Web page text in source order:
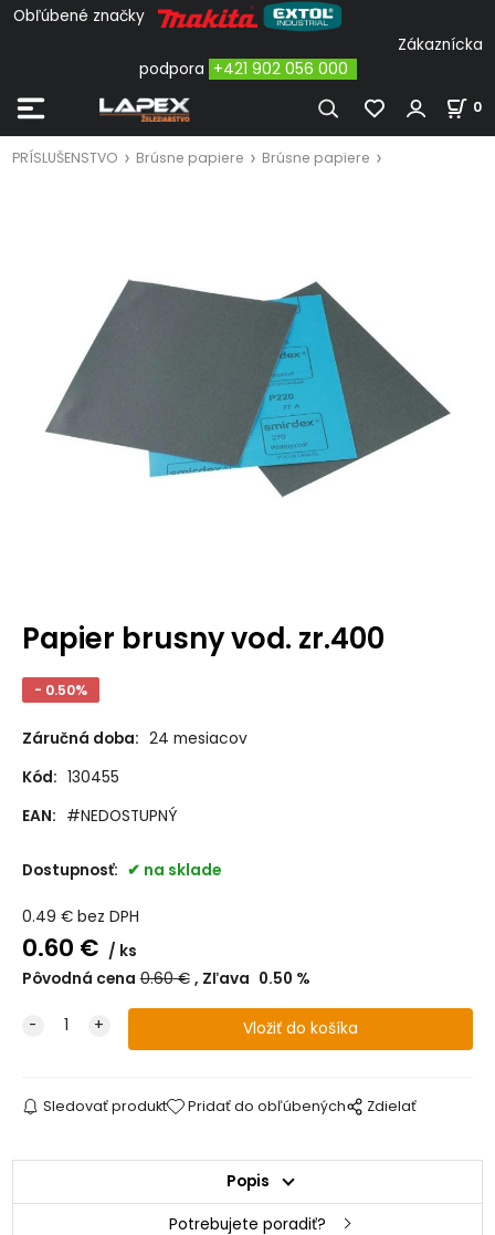
Obľúbené značky
Zákaznícka
podpora +421 902 056 000
0
PRÍSLUŠENSTVO Brúsne papiere Brúsne papiere
Papier brusny vod. zr.400
- 0.50%
Záručná doba: 24 mesiacov
Kód: 130455
EAN: #NEDOSTUPNÝ
Dostupnosť: na sklade
0.49 € bez DPH
0.60 €
ks
Pôvodná cena 0.60€ Zľava 0.50 %
Sledovať produkt Pridať do obľúbených Zdielať
Popis
Potrebujete poradiť?